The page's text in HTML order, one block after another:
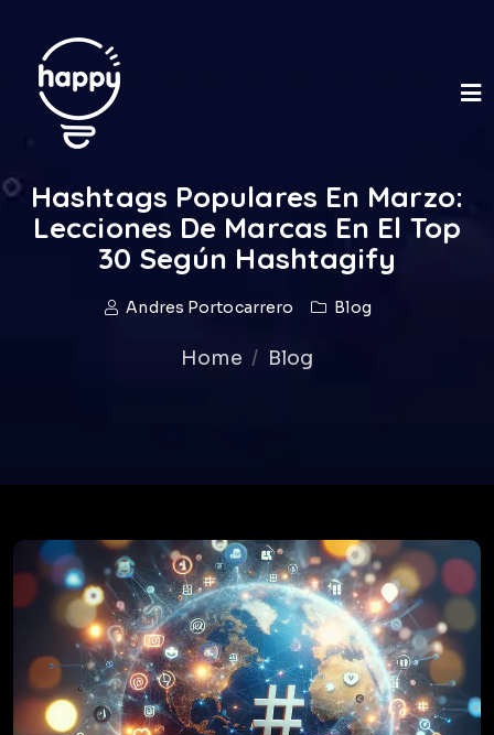
Hashtags Populares En Marzo:
Lecciones De Marcas En El Top
30 Según Hashtagify
Andres Portocarrero Blog
Home Blog